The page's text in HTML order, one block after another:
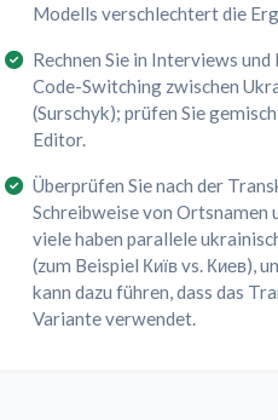
Modells verschlechtert die
Rechnen Sie in Interviews
Code-Switching zwischen
(Surschyk); prüfen Sie
Editor.
Überprüfen Sie nach der
Schreibweise von Ortsnamen
viele haben parallele
(zum Beispiel Київ vs. Киев),
kann dazu führen, dass das
Variante verwendet.